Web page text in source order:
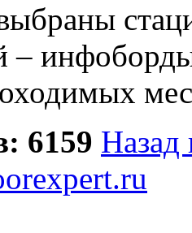
–
6159 Назад